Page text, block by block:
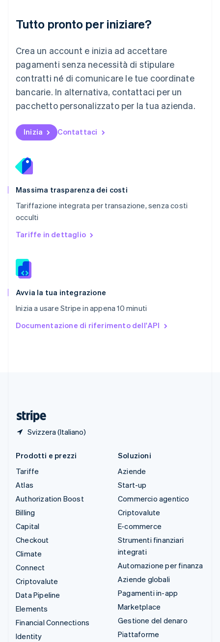
Tutto pronto per iniziare?
Crea un account e inizia ad accettare
pagamenti senza necessità di stipulare
contratti né di comunicare le tue coordinate
bancarie. In alternativa, contattaci per un
pacchetto personalizzato per la tua azienda.
Inizia Contattaci
Massima trasparenza dei costi
Tariffazione integrata per transazione, senza costi
occulti
Tariffe in dettaglio
Avvia la tua integrazione
Inizia a usare Stripe in appena 10 minuti
Documentazione di riferimento dell'API
Svizzera (Italiano)
Malta
English
EspañolEnglish
Norvegia
English
Nuova Zelanda
English
NederlandsEnglish
English
Portogallo
RAS di Hong Kong, Cina
English
English
English
Romania
English
Slovacchia
Slovenia
English Italiano
EspañolEnglish
English Español 简体中文
Prodotti e prezzi
Tariffe
Atlas
Authorization Boost
Billing
Capital
Checkout
Climate
Connect
Criptovalute
Data Pipeline
Elements
Financial Connections
Identity
Soluzioni
Aziende
Start-up
Commercio agentico
Criptovalute
E-commerce
Strumenti finanziari
integrati
Automazione per finanza
Aziende globali
Pagamenti in-app
Marketplace
Gestione del denaro
Piattaforme